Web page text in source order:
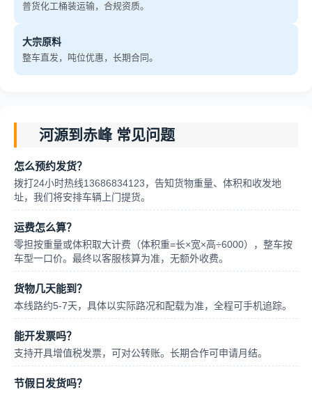
普货化工桶装运输，合规资质。
大宗原料
整车直发，吨位优惠，长期合同。
河源到赤峰 常见问题
怎么预约发货？
拨打24小时热线13686834123，告知货物重量、体积和收发地
址，我们将安排车辆上门提货。
运费怎么算？
零担按重量或体积取大计费（体积重=长×宽×高÷6000），整车按
车型一口价。最终以客服核算为准，无额外收费。
货物几天能到？
本线路约5-7天，具体以实际路况和配载为准，全程可手机追踪。
能开发票吗？
支持开具增值税发票，可对公转账。长期合作可申请月结。
节假日发货吗？